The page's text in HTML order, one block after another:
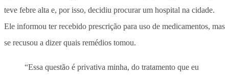
teve febre alta e, por isso, decidiu procurar um hospital na cidade.
Ele informou ter recebido prescrição para uso de medicamentos, mas
se recusou a dizer quais remédios tomou.
“Essa questão é privativa minha, do tratamento que eu